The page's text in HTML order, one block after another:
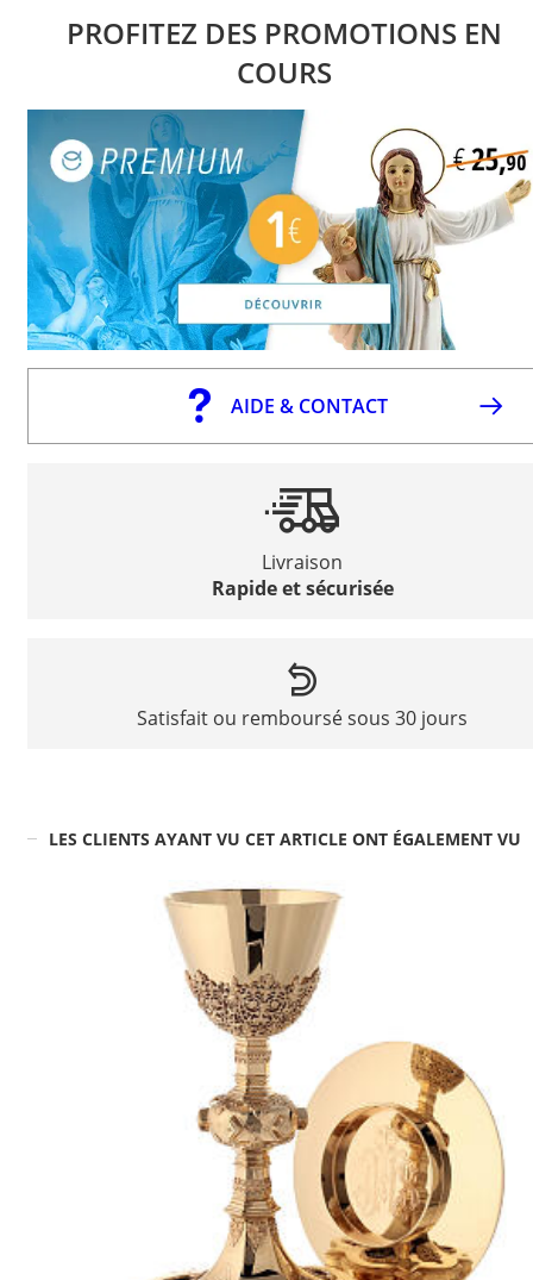
PROFITEZ DES PROMOTIONS EN
COURS
AIDE & CONTACT
Livraison
Rapide et sécurisée
Satisfait ou remboursé sous 30 jours
LES CLIENTS AYANT VU CET ARTICLE ONT ÉGALEMENT VU